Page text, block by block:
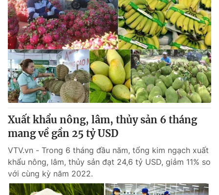
Xuất khẩu nông, lâm, thủy sản 6 tháng
mang về gần 25 tỷ USD
VTV.vn - Trong 6 tháng đầu năm, tổng kim ngạch xuất
khẩu nông, lâm, thủy sản đạt 24,6 tỷ USD, giảm 11% so
với cùng kỳ năm 2022.